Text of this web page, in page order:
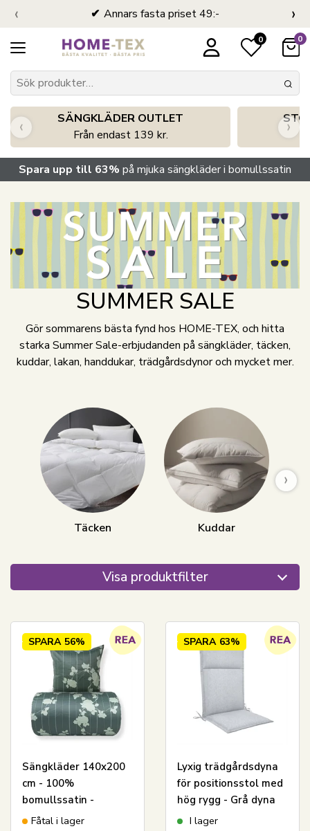
Annars fasta priset 49:-
‹ ›
0 0
SÄNGKLÄDER OUTLET
Från endast 139 kr.
‹ ›
Spara upp till 63% på mjuka sängkläder i bomullssatin
SUMMER SALE
Gör sommarens bästa fynd hos HOME-TEX, och hitta
starka Summer Sale-erbjudanden på sängkläder, täcken,
kuddar, lakan, handdukar, trädgårdsdynor och mycket mer.
Täcken Kuddar
›
Visa produktfilter
SPARA 56%
Sängkläder 140x200
cm - 100%
bomullssatin -
Rosenbloom - Grönt
Fåtal i lager
SPARA 63%
Lyxig trädgårdsdyna
för positionsstol med
hög rygg - Grå dyna
med lyxig komfort -
I lager